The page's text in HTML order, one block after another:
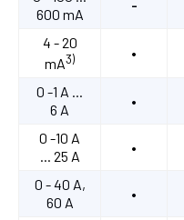
600 mA
-
4 - 20
mA3) •
0 -1 A ...
6 A
•
0 -10 A
... 25 A
•
0 - 40 A,
60 A
•